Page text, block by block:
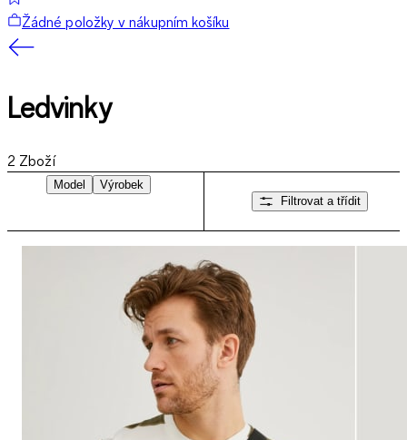
Žádné položky v nákupním košíku
Ledvinky
2 Zboží
Model
Výrobek
Filtrovat a třídit